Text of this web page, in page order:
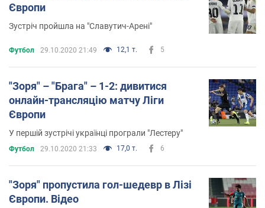
Європи
Зустріч пройшла на "Славутич-Арені"
Футбол 29.10.2020 21:49 12,1 т. 5
"Зоря" – "Брага" – 1-2: дивитися
онлайн-трансляцію матчу Ліги
Європи
У першій зустрічі українці програли "Лестеру"
Футбол 29.10.2020 21:33 17,0 т. 6
"Зоря" пропустила гол-шедевр в Лізі
Європи. Відео